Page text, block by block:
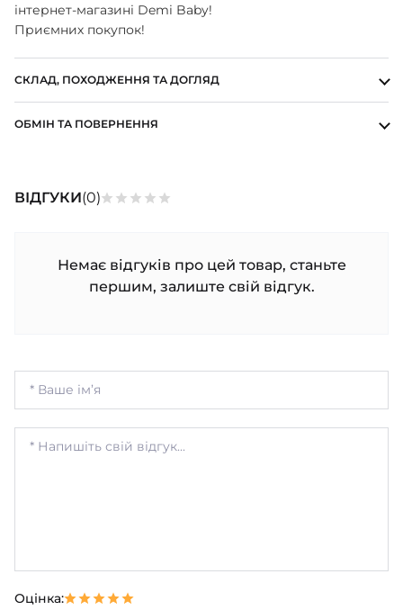
інтернет-магазині Demi Baby!
Приємних покупок!
СКЛАД, ПОХОДЖЕННЯ ТА ДОГЛЯД
ОБМІН ТА ПОВЕРНЕННЯ
ВІДГУКИ(0)
Немає відгуків про цей товар, станьте
першим, залиште свій відгук.
Оцінка: